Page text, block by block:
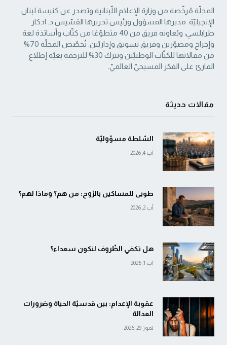
المجلّة مُرخّصة من وزارة الإعلام اللّبنانية وتصدر عن كنيسة لبنان
الإنجيليّة. مديرها المسؤول ‏ورئيس تحريرها القسّيس د. ادكار
طرابلسي، ويُعاونه فريق من 40 متطوّعًا من كتّاب وأساتذة لغة
‏وإخراج ومصوّرين وفريق تسويق وإداريّين. تُخصّص المجلّة 70%
من مقالاتها للكتّاب الوطنيّين ‏وتترك 30% للترجمة بغيّة إطلاع
القارئ على الفكر المسيحيّ العالميّ.‏
مقالات حديثة
السّلطة مسؤوليّة
آب 4, 2026
طوبى للمساكين بالرّوح: من هم؟ وماذا لهم؟
آب 2, 2026
هل تكفي الظّروف لنكون سعداء؟
آب 1, 2026
عقوبة الإعدام: بين قدسيّة الحياة وضرورات
العدالة
تموز 29, 2026